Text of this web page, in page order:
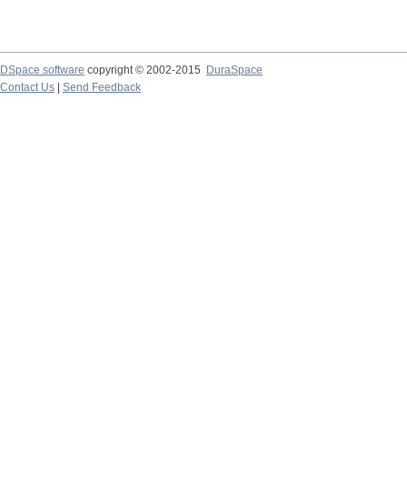
DSpace software copyright © 2002-2015
DuraSpace
Contact Us
Send Feedback